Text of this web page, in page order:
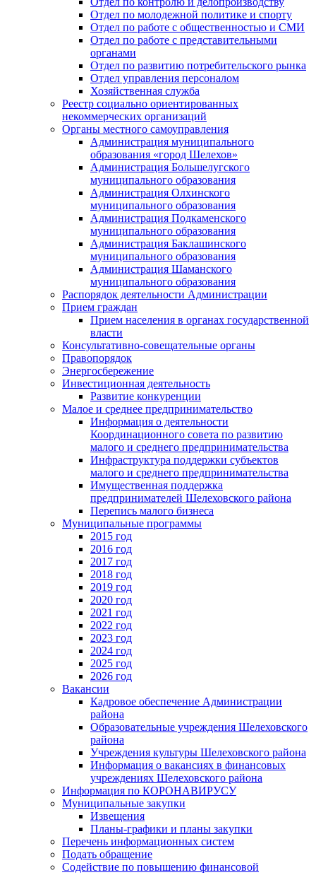
Отдел по молодежной политике и спорту
Отдел по работе с общественностью и СМИ
Отдел по работе с представительными
органами
Отдел по развитию потребительского рынка
Отдел управления персоналом
Хозяйственная служба
Реестр социально ориентированных
некоммерческих организаций
Органы местного самоуправления
Администрация муниципального
образования «город Шелехов»
Администрация Большелугского
муниципального образования
Администрация Олхинского
муниципального образования
Администрация Подкаменского
муниципального образования
Администрация Баклашинского
муниципального образования
Администрация Шаманского
муниципального образования
Распорядок деятельности Администрации
Прием граждан
Прием населения в органах государственной
власти
Консультативно-совещательные органы
Правопорядок
Энергосбережение
Инвестиционная деятельность
Развитие конкуренции
Малое и среднее предпринимательство
Информация о деятельности
Координационного совета по развитию
малого и среднего предпринимательства
Инфраструктура поддержки субъектов
малого и среднего предпринимательства
Имущественная поддержка
предпринимателей Шелеховского района
Перепись малого бизнеса
Муниципальные программы
2015 год
2016 год
2017 год
2018 год
2019 год
2020 год
2021 год
2022 год
2023 год
2024 год
2025 год
2026 год
Вакансии
Кадровое обеспечение Администрации
района
Образовательные учреждения Шелеховского
района
Учреждения культуры Шелеховского района
Информация о вакансиях в финансовых
учреждениях Шелеховского района
Информация по КОРОНАВИРУСУ
Муниципальные закупки
Извещения
Планы-графики и планы закупки
Перечень информационных систем
Подать обращение
Содействие по повышению финансовой